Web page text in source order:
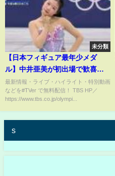
未分類
【日本フィギュア最年少メダ
ル】中井亜美が初出場で歓喜の
銅メダル【ミラノ・コルティナ
五輪】フィギュアスケート女子
シングル フリースケーティング
最新情報・ライブ・ハイライト・特別動画
などを#TVer で無料配信！ TBS HP／
https://www.tbs.co.jp/olympi...
s